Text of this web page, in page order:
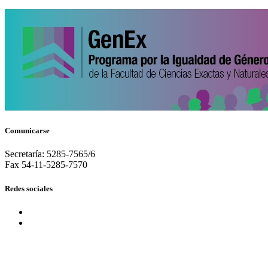
Comunicarse
Secretaría: 5285-7565/6
Fax 54-11-5285-7570
Redes sociales